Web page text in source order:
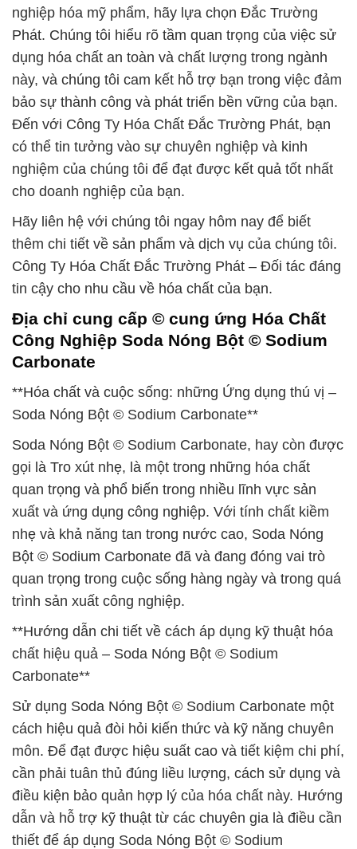
nghiệp hóa mỹ phẩm, hãy lựa chọn Đắc Trường
Phát. Chúng tôi hiểu rõ tầm quan trọng của việc sử
dụng hóa chất an toàn và chất lượng trong ngành
này, và chúng tôi cam kết hỗ trợ bạn trong việc đảm
bảo sự thành công và phát triển bền vững của bạn.
Đến với Công Ty Hóa Chất Đắc Trường Phát, bạn
có thể tin tưởng vào sự chuyên nghiệp và kinh
nghiệm của chúng tôi để đạt được kết quả tốt nhất
cho doanh nghiệp của bạn.
Hãy liên hệ với chúng tôi ngay hôm nay để biết
thêm chi tiết về sản phẩm và dịch vụ của chúng tôi.
Công Ty Hóa Chất Đắc Trường Phát – Đối tác đáng
tin cậy cho nhu cầu về hóa chất của bạn.
Địa chỉ cung cấp © cung ứng Hóa Chất
Công Nghiệp Soda Nóng Bột © Sodium
Carbonate
**Hóa chất và cuộc sống: những Ứng dụng thú vị –
Soda Nóng Bột © Sodium Carbonate**
Soda Nóng Bột © Sodium Carbonate, hay còn được
gọi là Tro xút nhẹ, là một trong những hóa chất
quan trọng và phổ biến trong nhiều lĩnh vực sản
xuất và ứng dụng công nghiệp. Với tính chất kiềm
nhẹ và khả năng tan trong nước cao, Soda Nóng
Bột © Sodium Carbonate đã và đang đóng vai trò
quan trọng trong cuộc sống hàng ngày và trong quá
trình sản xuất công nghiệp.
**Hướng dẫn chi tiết về cách áp dụng kỹ thuật hóa
chất hiệu quả – Soda Nóng Bột © Sodium
Carbonate**
Sử dụng Soda Nóng Bột © Sodium Carbonate một
cách hiệu quả đòi hỏi kiến thức và kỹ năng chuyên
môn. Để đạt được hiệu suất cao và tiết kiệm chi phí,
cần phải tuân thủ đúng liều lượng, cách sử dụng và
điều kiện bảo quản hợp lý của hóa chất này. Hướng
dẫn và hỗ trợ kỹ thuật từ các chuyên gia là điều cần
thiết để áp dụng Soda Nóng Bột © Sodium